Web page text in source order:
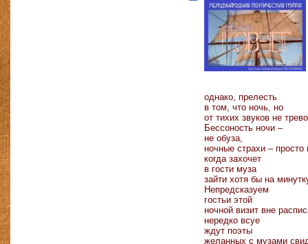
однако, прелесть
в том, что ночь, но
от тихих звуков не
Бессоность ночи –
не обуза,
ночные страхи – просто
когда захочет
в гости муза
зайти хотя бы на
Непредсказуем
гостьи этой
ночной визит вне
нередко всуе
ждут поэты
желанных с музами